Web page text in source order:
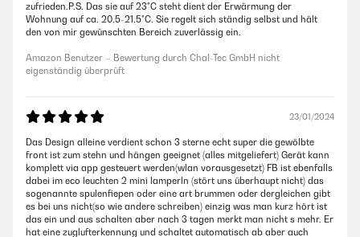
zufrieden.P.S. Das sie auf 23°C steht dient der Erwärmung der
Wohnung auf ca. 20,5-21,5°C. Sie regelt sich ständig selbst und hält
den von mir gewünschten Bereich zuverlässig ein.
Amazon Benutzer – Bewertung durch Chal-Tec GmbH nicht
eigenständig überprüft
23/01/2024
Das Design alleine verdient schon 3 sterne echt super die gewölbte
front ist zum stehn und hängen geeignet (alles mitgeliefert) Gerät kann
komplett via app gesteuert werden(wlan vorausgesetzt) FB ist ebenfalls
dabei im eco leuchten 2 mini lamperln (stört uns überhaupt nicht) das
sogenannte spulenfiepen oder eine art brummen oder dergleichen gibt
es bei uns nicht(so wie andere schreiben) einzig was man kurz hört ist
das ein und aus schalten aber nach 3 tagen merkt man nicht s mehr. Er
hat eine zuglufterkennung und schaltet automatisch ab aber auch